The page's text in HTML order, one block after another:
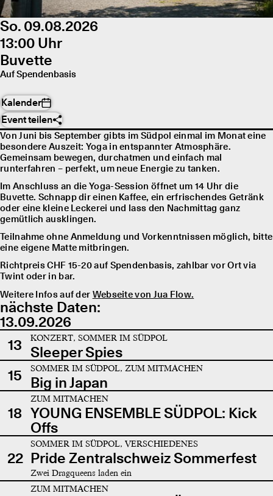
So. 09.08.2026
13:00 Uhr
Buvette
Auf Spendenbasis
Kalender
Event teilen
Von Juni bis September gibts im Südpol einmal im Monat eine
besondere Auszeit: Yoga in entspannter Atmosphäre.
Gemeinsam bewegen, durchatmen und einfach mal
runterfahren – perfekt, um neue Energie zu tanken.
Im Anschluss an die Yoga-Session öffnet um 14 Uhr die
Buvette. Schnapp dir einen Kaffee, ein erfrischendes Getränk
oder eine kleine Leckerei und lass den Nachmittag ganz
gemütlich ausklingen.
Teilnahme ohne Anmeldung und Vorkenntnissen möglich, bitte
eine eigene Matte mitbringen.
Richtpreis CHF 15-20 auf Spendenbasis, zahlbar vor Ort via
Twint oder in bar.
Weitere Infos auf der Webseite von Jua Flow.
nächste Daten:
13.09.2026
13
KONZERT, SOMMER IM SÜDPOL
Sleeper Spies
15
SOMMER IM SÜDPOL, ZUM MITMACHEN
Big in Japan
18
ZUM MITMACHEN
YOUNG ENSEMBLE SÜDPOL: Kick
Offs
22
SOMMER IM SÜDPOL, VERSCHIEDENES
Pride Zentralschweiz Sommerfest
Zwei Dragqueens laden ein
ZUM MITMACHEN